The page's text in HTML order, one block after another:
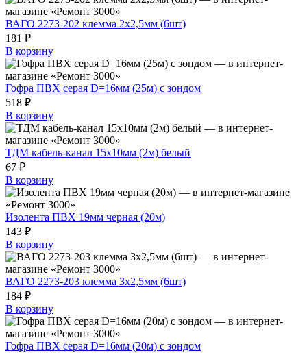
ВАГО 2273-202 клемма 2х2,5мм (6шт)
181 ₽
В корзину
Гофра ПВХ серая D=16мм (25м) с зондом
518 ₽
В корзину
ТДМ кабель-канал 15х10мм (2м) белый
67 ₽
В корзину
Изолента ПВХ 19мм черная (20м)
143 ₽
В корзину
ВАГО 2273-203 клемма 3х2,5мм (6шт)
184 ₽
В корзину
Гофра ПВХ серая D=16мм (20м) с зондом